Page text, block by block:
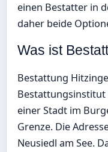
einen Bestatter in
daher beide
Was ist
Bestattung
Bestattungsinstitut
einer Stadt im
Grenze. Die
Neusiedl am See.